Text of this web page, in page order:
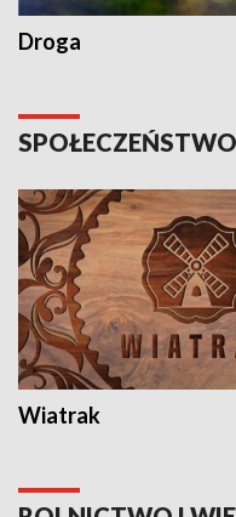
Droga
SPOŁECZEŃSTWO
Wiatrak